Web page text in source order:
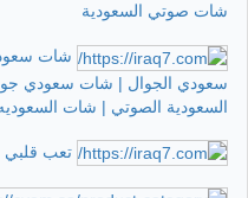
شات صوتي السعودية
شات
سعودي الجوال | شات سعودي
السعودية الصوتي | شات
تعب قلبي